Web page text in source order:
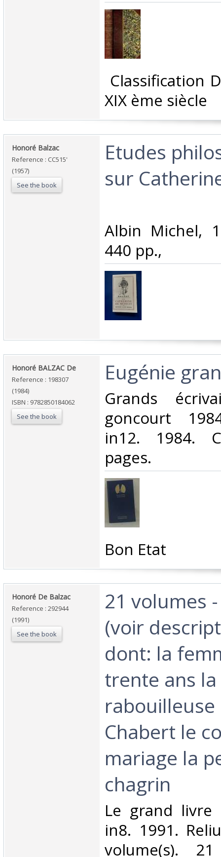
Classification
XIX ème siècle‎
‎Honoré Balzac ‎
Reference : CC515'
(1957)
See the book
‎Etudes
sur
‎Albin Michel,
440 pp., ‎
‎Honoré BALZAC De‎
Reference : 198307
(1984)
ISBN : 9782850184062
See the book
‎Eugénie
‎Grands
goncourt
in12. 1984.
pages.‎
‎Bon Etat‎
‎Honoré De Balzac‎
Reference : 292944
(1991)
See the book
‎21 volumes
(voir
dont: la
trente ans la
rabouilleuse
Chabert le
mariage la
chagrin‎
‎Le grand livre
in8. 1991.
volume(s).